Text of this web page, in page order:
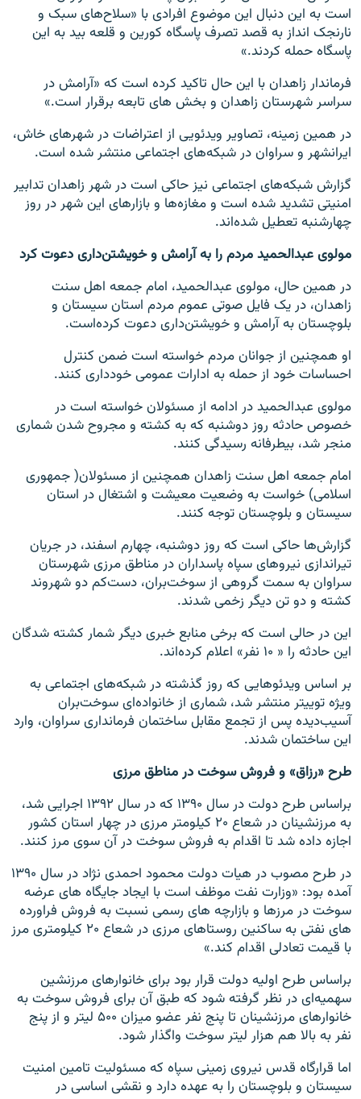
است به این دنبال این موضوع افرادی با «سلاح‌های سبک و
نارنجک انداز به قصد تصرف پاسگاه کورین و قلعه بید به این
پاسگاه حمله کردند.»
فرماندار زاهدان با این حال تاکید کرده است که «آرامش در
سراسر شهرستان زاهدان و بخش های تابعه برقرار است.»
در همین زمینه، تصاویر ویدئویی از اعتراضات در شهرهای خاش،
ایرانشهر و سراوان در شبکه‌های اجتماعی منتشر شده است.
گزارش شبکه‌های اجتماعی نیز حاکی است در شهر زاهدان تدابیر
امنیتی تشدید شده است و مغازه‌ها و بازارهای این شهر در روز
چهارشنبه تعطیل شده‌اند.
مولوی عبدالحمید مردم را به آرامش و خویشتن‌داری دعوت کرد
در همین حال، مولوی عبدالحمید، امام جمعه اهل سنت
زاهدان، در یک فایل صوتی عموم مردم استان سیستان و
بلوچستان به آرامش و خویشتن‌داری دعوت کرده‌است.
او همچنین از جوانان مردم خواسته است ضمن کنترل
احساسات خود از حمله به ادارات عمومی خودداری کنند.
مولوی عبدالحمید در ادامه از مسئولان خواسته است در
خصوص حادثه روز دوشنبه که به کشته و مجروح شدن شماری
منجر شد، بیطرفانه رسیدگی کنند.
امام جمعه اهل سنت زاهدان همچنین از مسئولان( جمهوری
اسلامی) خواست به وضعیت معیشت و اشتغال در استان
سیستان و بلوچستان توجه کنند.
گزارش‌ها حاکی است که روز دوشنبه، چهارم اسفند، در جریان
تیراندازی نیروهای سپاه پاسداران در مناطق مرزی شهرستان
سراوان به سمت گروهی از سوخت‌بران، دست‌کم دو شهروند
کشته و دو تن دیگر زخمی شدند.
این در حالی است که برخی منابع خبری دیگر شمار کشته شدگان
این حادثه را « ۱۰ نفر» اعلام کرده‌اند.
بر اساس ویدئوهایی که روز گذشته در شبکه‌های اجتماعی به
ویژه توییتر منتشر شد، شماری از خانواده‌ای سوخت‌بران
آسیب‌دیده پس از تجمع مقابل ساختمان فرمانداری سراوان، وارد
این ساختمان شد‌ند.
طرح «رزاق» و فروش سوخت در مناطق مرزی
براساس طرح دولت در سال ۱۳۹۰ که در سال ۱۳۹۲ اجرایی شد،
به مرزنشینان در شعاع ۲۰ کیلومتر مرزی در چهار استان کشور
اجازه داده شد تا اقدام به فروش سوخت در آن سوی مرز کنند.
در طرح مصوب در هیات دولت محمود احمدی نژاد در سال ۱۳۹۰
آمده بود: «وزارت نفت موظف است با ایجاد جایگاه های عرضه
سوخت در مرزها و بازارچه های رسمی نسبت به فروش فراورده
های نفتی به ساکنین روستاهای مرزی در شعاع ۲۰ کیلومتری مرز
با قیمت تعادلی اقدام کند.»
براساس طرح اولیه دولت قرار بود برای خانوارهای مرزنشین
سهمیه‌ای در نظر گرفته شود که طبق آن برای فروش سوخت به
خانوارهای مرزنشینان تا پنج نفر عضو میزان ۵۰۰ لیتر و از پنج
نفر به بالا هم هزار لیتر سوخت واگذار شود.
اما قرارگاه قدس نیروی زمینی سپاه که مسئولیت تامین امنیت
سیستان و بلوچستان را به عهده دارد و نقشی اساسی در